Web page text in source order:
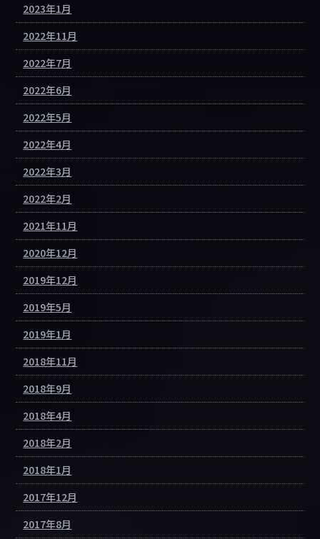
2023年1月
2022年11月
2022年7月
2022年6月
2022年5月
2022年4月
2022年3月
2022年2月
2021年11月
2020年12月
2019年12月
2019年5月
2019年1月
2018年11月
2018年9月
2018年4月
2018年2月
2018年1月
2017年12月
2017年8月